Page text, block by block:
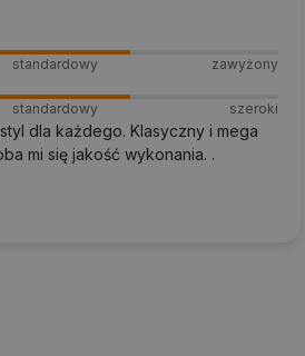
standardowy
zawyżony
standardowy szeroki
dla każdego. Klasyczny i mega
mi się jakość wykonania. .